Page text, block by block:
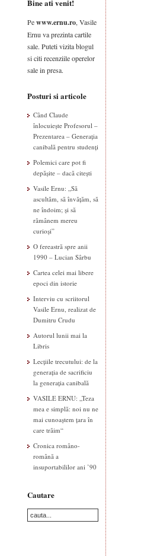
Bine ati venit!
Pewww.ernu.ro, Vasile
Ernu va prezinta cartile
sale. Puteti vizita blogul
si citi recenziile operelor
sale in presa.
Posturi si articole
Când Claude
înlocuiește Profesorul –
Prezentarea – Generația
canibală pentru studenți
Polemici care pot fi
depășite – dacă citești
Vasile Ernu: „Să
ascultăm, să învățăm, să
ne îndoim; și să
rămânem mereu
curioși”
O fereastră spre anii
1990 – Lucian Sârbu
Cartea celei mai libere
epoci din istorie
Interviu cu scriitorul
Vasile Ernu, realizat de
Dumitru Crudu
Autorul lunii mai la
Libris
Lecțiile trecutului: de la
generația de sacrificiu
la generația canibală
VASILE ERNU: „Teza
mea e simplă: noi nu ne
mai cunoaștem țara în
care trăim“
Cronica româno-
română a
insuportabililor ani ’90
Cautare